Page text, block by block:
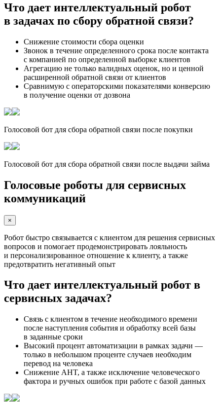
Что дает интеллектуальный робот
в задачах по сбору обратной связи?
Снижение стоимости сбора оценки
Звонок в течение определенного срока после контакта
с компанией по определенной выборке клиентов
Агрегацию не только валидных оценок, но и ценной
расширенной обратной связи от клиентов
Сравнимую с операторскими показателями конверсию
в получение оценки от дозвона
Голосовой бот для сбора обратной связи после покупки
Голосовой бот для сбора обратной связи после выдачи займа
Голосовые роботы для сервисных
коммуникаций
×
Робот быстро связывается с клиентом для решения сервисных
вопросов и помогает продемонстрировать лояльность
и персонализированное отношение к клиенту, а также
предотвратить негативный опыт
Что дает интеллектуальный робот в
сервисных задачах?
Связь с клиентом в течение необходимого времени
после наступления события и обработку всей базы
в заданные сроки
Высокий процент автоматизации в рамках задачи —
только в небольшом проценте случаев необходим
перевод на человека
Снижение AHT, а также исключение человеческого
фактора и ручных ошибок при работе с базой данных